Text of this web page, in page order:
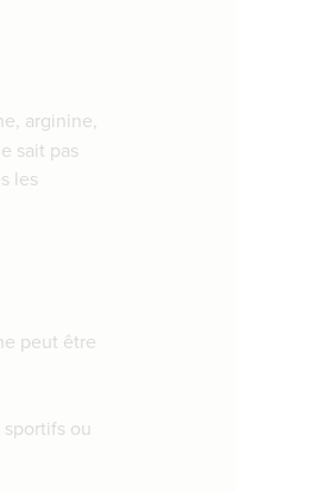
arginine,
sait pas
les
peut être
ou